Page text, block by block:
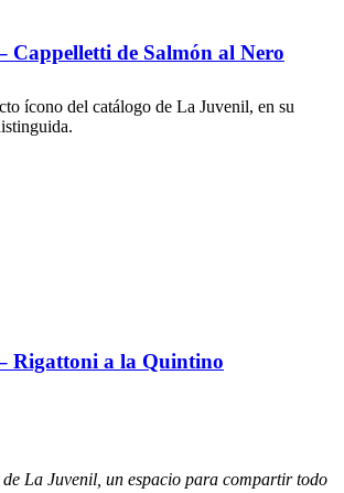
Cappelletti de Salmón al Nero
ícono del catálogo de La Juvenil, en su
Rigattoni a la Quintino
La Juvenil, un espacio para compartir todo